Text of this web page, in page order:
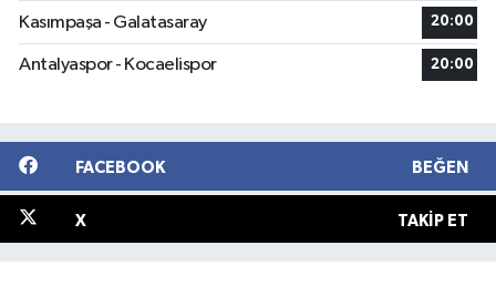
Kasımpaşa - Galatasaray 20:00
Antalyaspor - Kocaelispor 20:00
FACEBOOK BEĞEN
X TAKIP ET